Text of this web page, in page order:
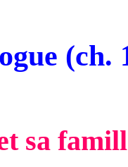
(ch.
sa